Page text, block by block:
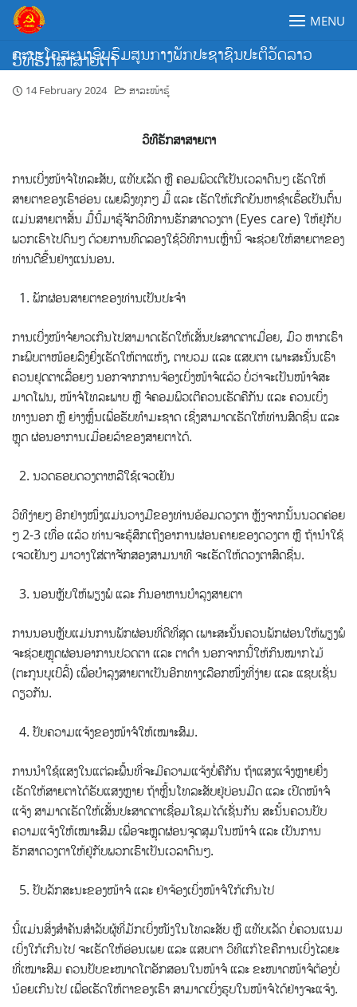
Skip
content
ຄະນະໂຄສະນາອົບຮົມສູນກາງພັກປະຊາຊົນປະຕິວັດລາວ
MENU
ວິທີຮັກສາສາຍຕາ
14 February 2024 ສາລະໜ້າຮູ້
ວິທີຮັກສາສາຍຕາ
ການເບີ່ງໜ້າຈໍໂທລະສັບ, ແທັບເລັດ ຫຼື ຄອມພິວເຕີເປັນເວລາດົນໆ ເຮັດໃຫ້
ສາຍຕາຂອງເຮົາອ່ອນ ເພຍລົງທຸກໆ ມື້ ແລະ ເຮັດໃຫ້ເກີດບັນຫາຊໍາເຮື້ອເປັນຕົ້ນ
ແມ່ນສາຍຕາສັ້ນ ມື້ນີ້ມາຮູ້ຈັກວິທີການຮັກສາດວງຕາ (Eyes care) ໃຫ້ຢູ່ກັບ
ພວກເຮົາໄປດົນໆ ດ້ວຍການທົດລອງໃຊ້ວິທີການເຫຼົ່ານີ້ ຈະຊ່ວຍໃຫ້ສາຍຕາຂອງ
ທ່ານດີຂື້ນຢ່າງແນ່ນອນ.
ພັກຜ່ອນສາຍຕາຂອງທ່ານເປັນປະຈຳ
ການເບີ່ງໜ້າຈໍຍາວເກີນໄປສາມາດເຮັດໃຫ້ເສັ້ນປະສາດຕາເມື່ອຍ, ມົວ ຫາກເຮົາ
ກະພິບຕາໜ້ອຍລົງຍີ່ງເຮັດໃຫ້ຕາແຫ້ງ, ຕາບວມ ແລະ ແສບຕາ ເພາະສະນັ້ນເຮົາ
ຄວນຢຸດຕາເລື້ອຍໆ ນອກຈາກການຈ້ອງເບິ່ງໜ້າຈໍແລ້ວ ບໍ່ວ່າຈະເປັນໜ້າຈໍສະ
ມາດໂຟນ, ໜ້າຈໍໂທລະພາບ ຫຼື ຈໍຄອມພິວເຕີຄວນເຮັດຄືກັນ ແລະ ຄວນເບິ່ງ
ທາງນອກ ຫຼື ຍ່າງຫຼິ້ນເພື່ອຮັບທຳມະຊາດ ເຊີ່ງສາມາດເຮັດໃຫ້ທ່ານສົດຊື່ນ ແລະ
ຫຼຸດ ຜ່ອນອາການເມື່ອຍລ້າຂອງສາຍຕາໄດ້.
ນວດຮອບດວງຕາຫລືໃຊ້ເຈວເຢັນ
ວິທີງ່າຍໆ ອີກຢ່າງໜຶ່ງແມ່ນວາງມືຂອງທ່ານອ້ອມດວງຕາ ຫຼັງຈາກນັ້ນນວດຄ່ອຍ
ໆ 2-3 ເທື່ອ ແລ້ວ ທ່ານຈະຮູ້ສຶກເຖີງອາການຜ່ອນຄາຍຂອງດວງຕາ ຫຼື ຖ້ານຳໃຊ້
ເຈວເຢັນໆ ມາວາງໃສ່ຕາຈັກສອງສາມນາທີ ຈະເຮັດໃຫ້ດວງຕາສົດຊື່ນ.
ນອນຫຼັບໃຫ້ພຽງພໍ ແລະ ກິນອາຫານບຳລຸງສາຍຕາ
ການນອນຫຼັບແມ່ນການພັກຜ່ອນທີ່ດີທີ່ສຸດ ເພາະສະນັ້ນຄວນພັກຜ່ອນໃຫ້ພຽງພໍ
ຈະຊ່ວຍຫຼຸດຜ່ອນອາການປວດຕາ ແລະ ຕາດຳ ນອກຈາກນີ້ໃຫ້ກິນໝາກໄມ້
(ຕະກູນບູເບີລີ້) ເພື່ອບຳລຸງສາຍຕາເປັນອີກທາງເລືອກໜຶ່ງທີ່ງ່າຍ ແລະ ແຊບເຊັ່ນ
ດຽວກັນ.
ປັບຄວາມແຈ້ງຂອງໜ້າຈໍໃຫ້ເໝາະສົມ.
ການນຳໃຊ້ແສງໃນແຕ່ລະພື້ນທີ່ຈະມີຄວາມແຈ້ງບໍ່ຄືກັນ ຖ້າແສງແຈ້ງຫຼາຍຍີ່ງ
ເຮັດໃຫ້ສາຍຕາໄດ້ຮັບແສງຫຼາຍ ຖ້າຫຼີ້ນໂທລະສັບຢູ່ບ່ອນມືດ ແລະ ເປີດໜ້າຈໍ
ແຈ້ງ ສາມາດເຮັດໃຫ້ເສັ້ນປະສາດຕາເຊື່ອມໂຊມໄດ້ເຊັ່ນກັນ ສະນັ້ນຄວນປັບ
ຄວາມແຈ້ງໃຫ້ເໝາະສົມ ເພື່ອຈະຫຼຸດຜ່ອນຈຸດສຸມໃນໜ້າຈໍ ແລະ ເປັນການ
ຮັກສາດວງຕາໃຫ້ຢູ່ກັບພວກເຮົາເປັນເວລາດົນໆ.
ປັບລັກສະນະຂອງໜ້າຈໍ ແລະ ຢ່າຈ້ອງເບິ່ງໜ້າຈໍໃກ້ເກີນໄປ
ນີ້ແມ່ນສິ່ງສຳຄັນສຳລັບຜູ້ທີ່ມັກເບິ່ງໜັງໃນໂທລະສັບ ຫຼື ແທັບເລັດ ບໍ່ຄວນແນມ
ເບິ່ງໃກ້ເກີນໄປ ຈະເຮັດໃຫ້ອ່ອນເພຍ ແລະ ແສບຕາ ວິທີແກ້ໄຂຄືການເບິ່ງໄລຍະ
ທີ່ເໝາະສົມ ຄວນປັບຂະໜາດໂຕອັກສອນໃນໜ້າຈໍ ແລະ ຂະໜາດໜ້າຈໍຕ້ອງບໍ່
ນ້ອຍເກີນໄປ ເພື່ອເຮັດໃຫ້ຕາຂອງເຮົາ ສາມາດເບິ່ງຮູບໃນໜ້າຈໍໄດ້ຢ່າງຈະແຈ້ງ.